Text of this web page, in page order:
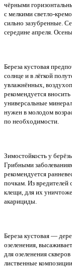
чёрными
с мелкими светло-
сильно зазубренные.
середине апреля.
Береза кустовая
солнце и в лёгкой
увлажнённых,
рекомендуется
универсальные
нужен в молодом
по необходимости.
Зимостойкость у
Грибными
рекомендуется
почкам. Из вредителей
клещи, для их
акарициды.
Береза кустовая —
озеленения,
для озеленения
лиственные